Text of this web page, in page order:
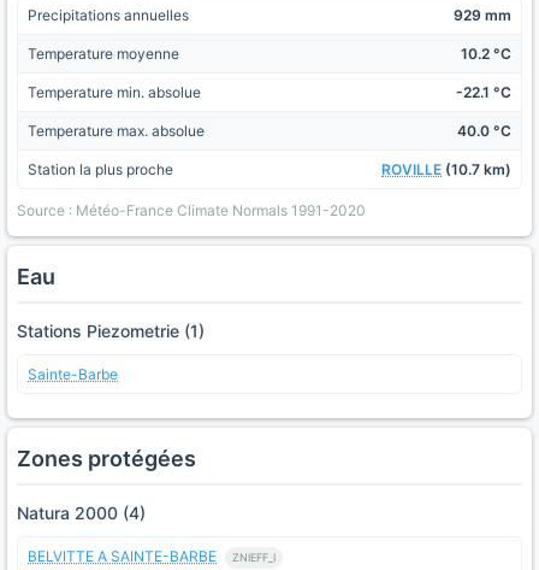
Precipitations annuelles 929 mm
Temperature moyenne 10.2 °C
Temperature min. absolue -22.1 °C
Temperature max. absolue 40.0 °C
Station la plus proche ROVILLE (10.7 km)
Source : Météo-France Climate Normals 1991-2020
Eau
Stations Piezometrie (1)
Sainte-Barbe
Zones protégées
Natura 2000 (4)
BELVITTE A SAINTE-BARBE ZNIEFF_I